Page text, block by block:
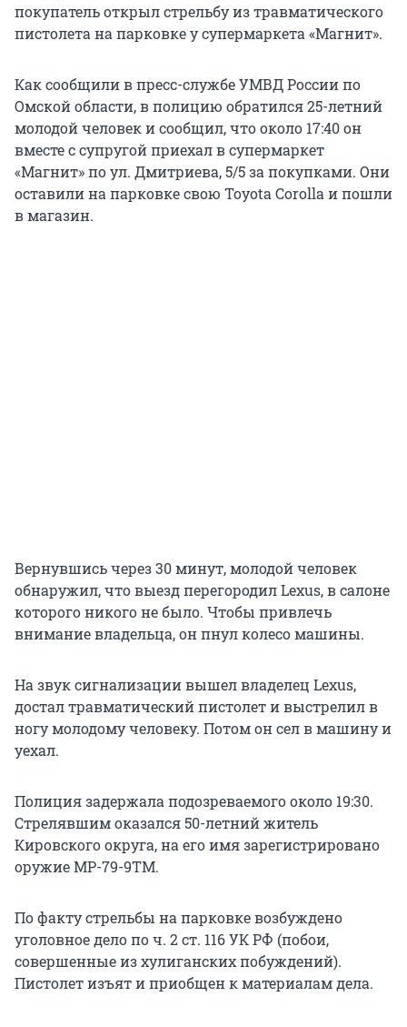
покупатель открыл стрельбу из травматического
пистолета на парковке у супермаркета «Магнит».
Как сообщили в пресс-службе УМВД России по
Омской области, в полицию обратился 25-летний
молодой человек и сообщил, что около 17:40 он
вместе с супругой приехал в супермаркет
«Магнит» по ул. Дмитриева, 5/5 за покупками. Они
оставили на парковке свою Toyota Corolla и пошли
в магазин.
Вернувшись через 30 минут, молодой человек
обнаружил, что выезд перегородил Lexus, в салоне
которого никого не было. Чтобы привлечь
внимание владельца, он пнул колесо машины.
На звук сигнализации вышел владелец Lexus,
достал травматический пистолет и выстрелил в
ногу молодому человеку. Потом он сел в машину и
уехал.
Полиция задержала подозреваемого около 19:30.
Стрелявшим оказался 50-летний житель
Кировского округа, на его имя зарегистрировано
оружие МР-79-9ТМ.
По факту стрельбы на парковке возбуждено
уголовное дело по ч. 2 ст. 116 УК РФ (побои,
совершенные из хулиганских побуждений).
Пистолет изъят и приобщен к материалам дела.